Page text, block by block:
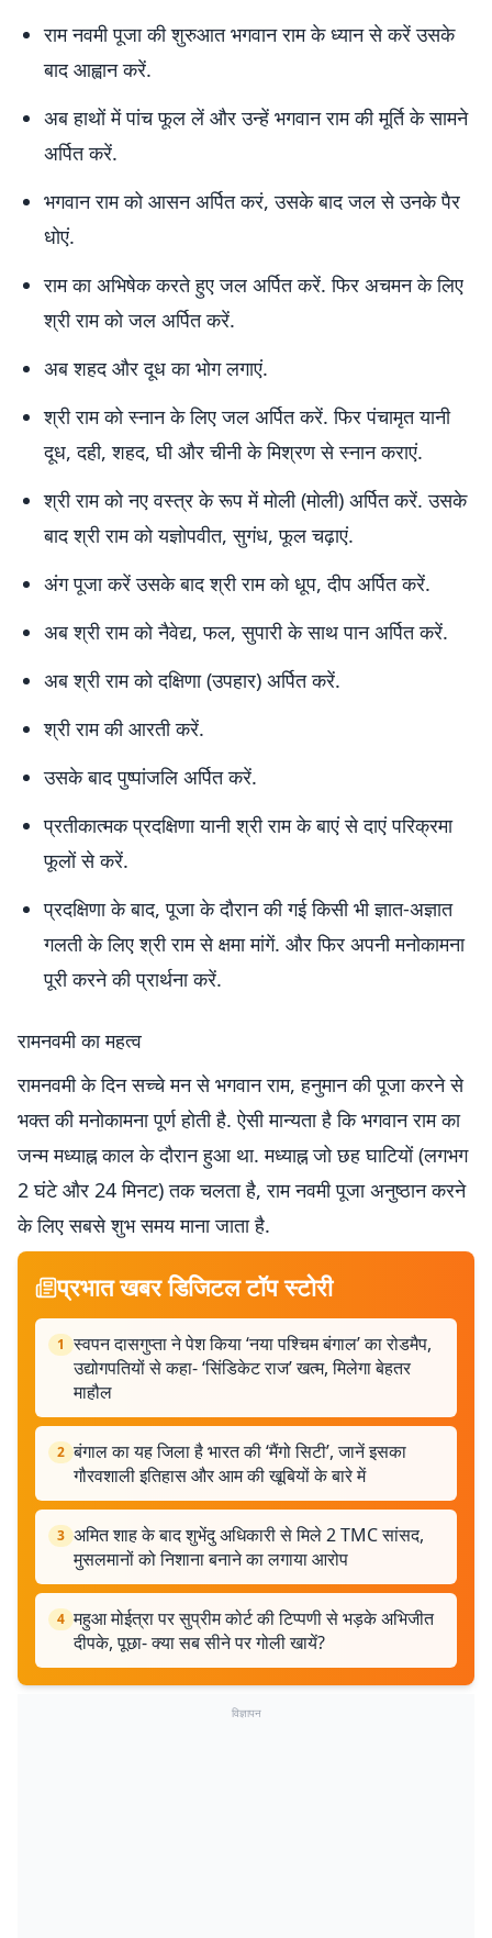
राम नवमी पूजा की शुरुआत भगवान राम के ध्यान से करें उसके
बाद आह्वान करें.
अब हाथों में पांच फूल लें और उन्हें भगवान राम की मूर्ति के सामने
अर्पित करें.
भगवान राम को आसन अर्पित करं, उसके बाद जल से उनके पैर
धोएं.
राम का अभिषेक करते हुए जल अर्पित करें. फिर अचमन के लिए
श्री राम को जल अर्पित करें.
अब शहद और दूध का भोग लगाएं.
श्री राम को स्नान के लिए जल अर्पित करें. फिर पंचामृत यानी
दूध, दही, शहद, घी और चीनी के मिश्रण से स्नान कराएं.
श्री राम को नए वस्त्र के रूप में मोली (मोली) अर्पित करें. उसके
बाद श्री राम को यज्ञोपवीत, सुगंध, फूल चढ़ाएं.
अंग पूजा करें उसके बाद श्री राम को धूप, दीप अर्पित करें.
अब श्री राम को नैवेद्य, फल, सुपारी के साथ पान अर्पित करें.
अब श्री राम को दक्षिणा (उपहार) अर्पित करें.
श्री राम की आरती करें.
उसके बाद पुष्पांजलि अर्पित करें.
प्रतीकात्मक प्रदक्षिणा यानी श्री राम के बाएं से दाएं परिक्रमा
फूलों से करें.
प्रदक्षिणा के बाद, पूजा के दौरान की गई किसी भी ज्ञात-अज्ञात
गलती के लिए श्री राम से क्षमा मांगें. और फिर अपनी मनोकामना
पूरी करने की प्रार्थना करें.
रामनवमी का महत्व
रामनवमी के दिन सच्चे मन से भगवान राम, हनुमान की पूजा करने से
भक्त की मनोकामना पूर्ण होती है. ऐसी मान्यता है कि भगवान राम का
जन्म मध्याह्न काल के दौरान हुआ था. मध्याह्न जो छह घाटियों (लगभग
2 घंटे और 24 मिनट) तक चलता है, राम नवमी पूजा अनुष्ठान करने
के लिए सबसे शुभ समय माना जाता है.
प्रभात खबर डिजिटल टॉप स्टोरी
1 स्वपन दासगुप्ता ने पेश किया ‘नया पश्चिम बंगाल’ का रोडमैप,
उद्योगपतियों से कहा- ‘सिंडिकेट राज’ खत्म, मिलेगा बेहतर
माहौल
2 बंगाल का यह जिला है भारत की ‘मैंगो सिटी’, जानें इसका
गौरवशाली इतिहास और आम की खूबियों के बारे में
3 अमित शाह के बाद शुभेंदु अधिकारी से मिले 2 TMC सांसद,
मुसलमानों को निशाना बनाने का लगाया आरोप
4 महुआ मोईत्रा पर सुप्रीम कोर्ट की टिप्पणी से भड़के अभिजीत
दीपके, पूछा- क्या सब सीने पर गोली खायें?
विज्ञापन